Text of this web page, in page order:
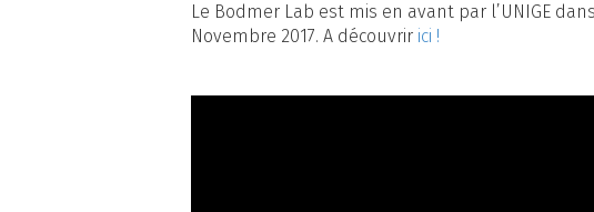
Le Bodmer Lab est mis en avant par l’UNIGE
Novembre 2017. A découvrir ici !